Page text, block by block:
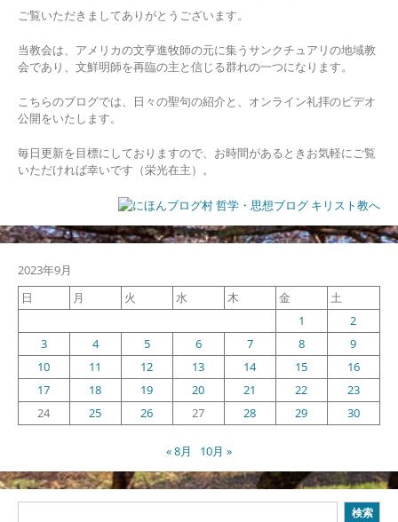
権）
ご覧いただきましてありがとうございます。
当教会は、アメリカの文亨進牧師の元に集うサンクチュアリの地域教
会であり、文鮮明師を再臨の主と信じる群れの一つになります。
こちらのブログでは、日々の聖句の紹介と、オンライン礼拝のビデオ
公開をいたします。
毎日更新を目標にしておりますので、お時間があるときお気軽にご覧
いただければ幸いです（栄光在主）。
2023年9月
日
月 火 水 木 金
土
1
2
3
4 5 6 7 8
9
10
11 12 13 14 15
16
17
18 19 20 21 22
23
24
25 26 27 28 29 30
« 8月 10月 »
検索